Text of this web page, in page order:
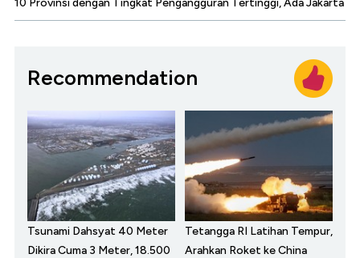
10 Provinsi dengan Tingkat Pengangguran Tertinggi, Ada Jakarta
Recommendation
Tsunami Dahsyat 40 Meter
Dikira Cuma 3 Meter, 18.500
Tetangga RI Latihan Tempur,
Arahkan Roket ke China